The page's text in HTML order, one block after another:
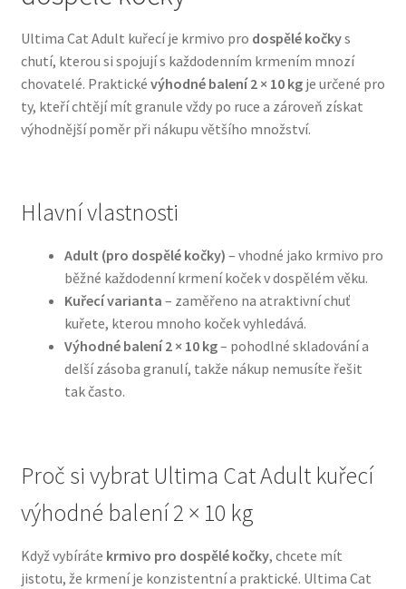
Boudy a výběhy
Bozita pro psy — Švédské krmivo s nordickou kvalitou
Brit pro psy
Natural Trainer pro psy — Italské krmivo s
Happy Dog — Německá kvalita a přirozené složení
Hill’s pro psy
Hračky pro psy
N&D Farmina pro psy — Italské holistic krmivo
Oblečky pro psy
Pamlsky pro psy
Ultima Cat Adult kuřecí je krmivo pro dospělé kočkys
chutí, kterou si spojují s každodenním krmením mnozí
chovatelé. Praktické výhodné balení 2 × 10 kgje určené pro
ty, kteří chtějí mít granule vždy po ruce a zároveň získat
výhodnější poměr při nákupu většího množství.
Hlavní vlastnosti
Adult (pro dospělé kočky) – vhodné jako krmivo pro
běžné každodenní krmení koček v dospělém věku.
Kuřecí varianta – zaměřeno na atraktivní chuť
kuřete, kterou mnoho koček vyhledává.
Výhodné balení 2 × 10 kg– pohodlné skladování a
delší zásoba granulí, takže nákup nemusíte řešit
tak často.
Proč si vybrat Ultima Cat Adult kuřecí
výhodné balení 2 × 10 kg
Když vybíráte krmivo pro dospělé kočky, chcete mít
jistotu, že krmení je konzistentní a praktické. Ultima Cat